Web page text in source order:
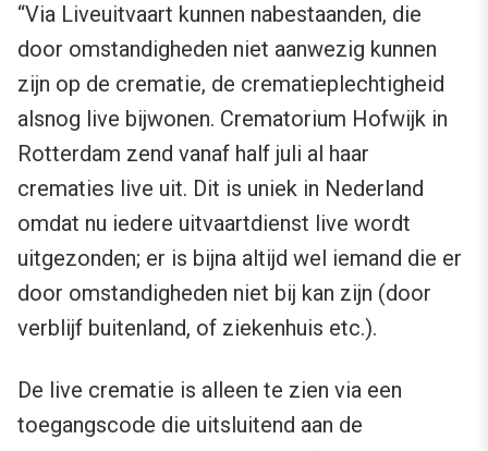
“Via Liveuitvaart kunnen nabestaanden, die
door omstandigheden niet aanwezig kunnen
zijn op de crematie, de crematieplechtigheid
alsnog live bijwonen. Crematorium Hofwijk in
Rotterdam zend vanaf half juli al haar
crematies live uit. Dit is uniek in Nederland
omdat nu iedere uitvaartdienst live wordt
uitgezonden; er is bijna altijd wel iemand die er
door omstandigheden niet bij kan zijn (door
verblijf buitenland, of ziekenhuis etc.).
De live crematie is alleen te zien via een
toegangscode die uitsluitend aan de